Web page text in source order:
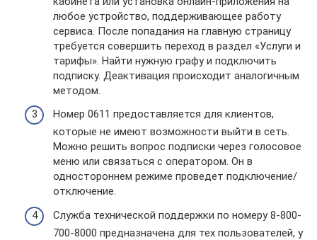
любое устройство, поддерживающее работу
сервиса. После попадания на главную страницу
требуется совершить переход в раздел «Услуги и
тарифы». Найти нужную графу и подключить
подписку. Деактивация происходит аналогичным
методом.
Номер 0611 предоставляется для клиентов,
которые не имеют возможности выйти в сеть.
Можно решить вопрос подписки через голосовое
меню или связаться с оператором. Он в
одностороннем режиме проведет подключение/
отключение.
Служба технической поддержки по номеру 8-800-
700-8000 предназначена для тех пользователей, у